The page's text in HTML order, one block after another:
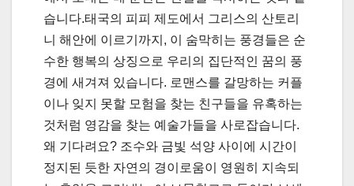
습니다.태국의 피피 제도에서 그리스의 산토리
니 해안에 이르기까지, 이 숨막히는 풍경들은 순
수한 행복의 상징으로 우리의 집단적인 꿈의 풍
경에 새겨져 있습니다. 로맨스를 갈망하는 커플
이나 잊지 못할 모험을 찾는 친구들을 유혹하는
것처럼 영감을 찾는 예술가들을 사로잡습니다.
왜 기다려요? 조수와 금빛 석양 사이에 시간이
정지된 듯한 자연의 경이로움이 영원히 지속되